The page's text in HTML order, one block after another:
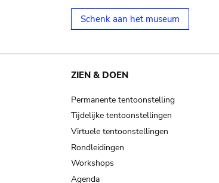
Schenk aan het museum
ZIEN & DOEN
Permanente tentoonstelling
Tijdelijke tentoonstellingen
Virtuele tentoonstellingen
Rondleidingen
Workshops
Agenda